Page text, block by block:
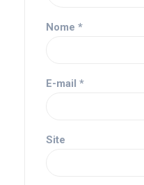
Nome *
E-mail *
Site